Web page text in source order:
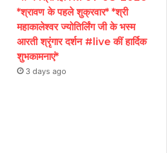
*श्रावण के पहले शुक्रवार* *श्री
महाकालेश्वर ज्योतिर्लिंग जी के भस्म
आरती श्रृंगार दर्शन #live कीं हार्दिक
शुभकामनाएं*
3 days ago